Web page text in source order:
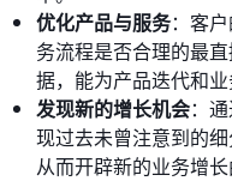
优化产品与服务：客
务流程是否合理的最
据，能为产品迭代和业
发现新的增长机会：
现过去未曾注意到的
从而开辟新的业务增长